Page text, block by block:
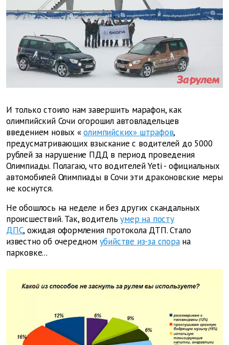
И только стоило нам завершить марафон, как
олимпийский Сочи огорошил автовладельцев
введением новых « олимпийских» штрафов,
предусматривающих взыскание с водителей до 5000
рублей за нарушение ПДД в период проведения
Олимпиады. Полагаю, что водителей Yeti - официальных
автомобилей Олимпиады в Сочи эти драконовские меры
не коснутся.
Не обошлось на неделе и без других скандальных
происшествий. Так, водитель умер на посту
ДПС, ожидая оформления протокола ДТП. Стало
известно об очередном убийстве из-за спорана
парковке...